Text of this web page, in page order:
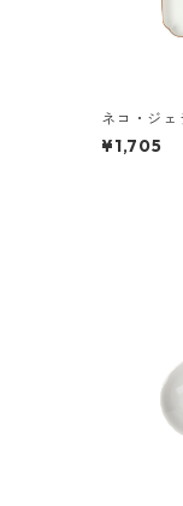
ネコ・ジェ
らねこ
¥1,705